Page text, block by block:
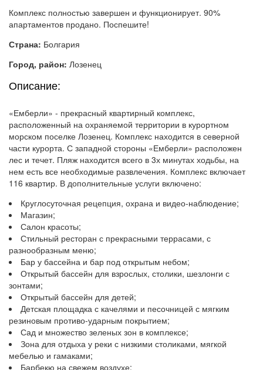
Комплекс полностью завершен и функционирует. 90%
апартаментов продано. Поспешите!
Страна: Болгария
Город, район: Лозенец
Описание:
«Емберли» - прекрасный квартирный комплекс,
расположенный на охраняемой территории в курортном
морском поселке Лозенец. Комплекс находится в северной
части курорта. С западной стороны «Емберли» расположен
лес и течет. Пляж находится всего в 3х минутах ходьбы, на
нем есть все необходимые развлечения. Комплекс включает
116 квартир. В дополнительные услуги включено:
Круглосуточная рецепция, охрана и видео-наблюдение;
Магазин;
Салон красоты;
Стильный ресторан с прекрасными террасами, с
разнообразным меню;
Бар у бассейна и бар под открытым небом;
Открытый бассейн для взрослых, столики, шезлонги с
зонтами;
Открытый бассейн для детей;
Детская площадка с качелями и песочницей с мягким
резиновым противо-ударным покрытием;
Сад и множество зеленых зон в комплексе;
Зона для отдыха у реки с низкими столиками, мягкой
мебелью и гамаками;
Барбекю на свежем воздухе;